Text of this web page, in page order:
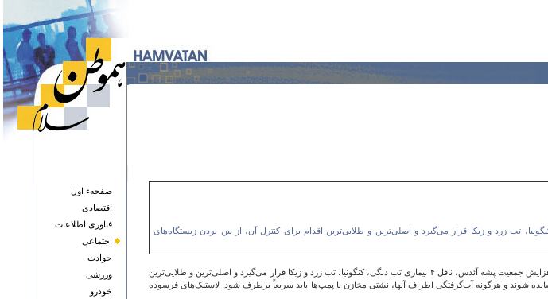
صفحهء اول
اقتصادی
فناوری اطلاعات
اجتماعی
حوادث
ورزشی
خودرو
قطعاً در معرض افزایش جمعیت پشه آئدس، ناقل ۴ بیماری تب دنگی، کنگونیا، تب زرد و زیکا قرار می‌گیرد و اصلی‌ترین و طلایی‌ترین اقدام برای کنترل آن، از بین بردن زیستگاه‌های
کارشناس مبارزه با بیماری‌های واگیر مرکز بهداشت کیش: پس از بارندگی‌ها، استان هرمزگان قطعاً در معرض افزایش جمعیت پشه آئدس، ناقل ۴ بیماری تب دنگی، کنگونیا، تب زرد و زیکا قرار می‌گیرد و اصلی‌ترین و طلایی‌ترین
شوند و هرگونه آب‌گرفتگی اطراف آنها، نشتی مخازن یا پمپ‌ها باید سریعاً برطرف شود. لاستیک‌های فرسوده